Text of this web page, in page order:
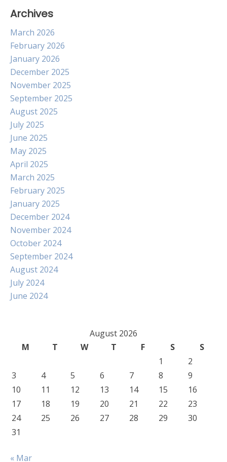
Archives
March 2026
February 2026
January 2026
December 2025
November 2025
September 2025
August 2025
July 2025
June 2025
May 2025
April 2025
March 2025
February 2025
January 2025
December 2024
November 2024
October 2024
September 2024
August 2024
July 2024
June 2024
August 2026
M
T W T F S
S
1
2
3
4 5 6 7 8
9
10
11 12 13 14 15
16
17
18 19 20 21 22
23
24
25 26 27 28 29
30
31
« Mar